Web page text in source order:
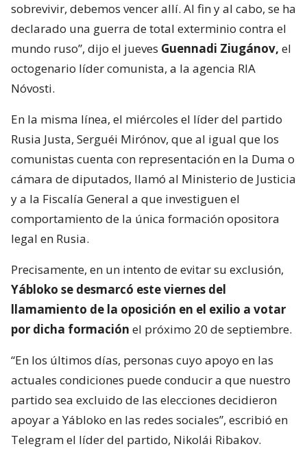
sobrevivir, debemos vencer allí. Al fin y al cabo, se ha
declarado una guerra de total exterminio contra el
mundo ruso”, dijo el jueves Guennadi Ziugánov, el
octogenario líder comunista, a la agencia RIA
Nóvosti.
En la misma línea, el miércoles el líder del partido
Rusia Justa, Serguéi Mirónov, que al igual que los
comunistas cuenta con representación en la Duma o
cámara de diputados, llamó al Ministerio de Justicia
y a la Fiscalía General a que investiguen el
comportamiento de la única formación opositora
legal en Rusia.
Precisamente, en un intento de evitar su exclusión,
Yábloko se desmarcó este viernes del
llamamiento de la oposición en el exilio a votar
por dicha formación el próximo 20 de septiembre.
“En los últimos días, personas cuyo apoyo en las
actuales condiciones puede conducir a que nuestro
partido sea excluido de las elecciones decidieron
apoyar a Yábloko en las redes sociales”, escribió en
Telegram el líder del partido, Nikolái Ribakov.